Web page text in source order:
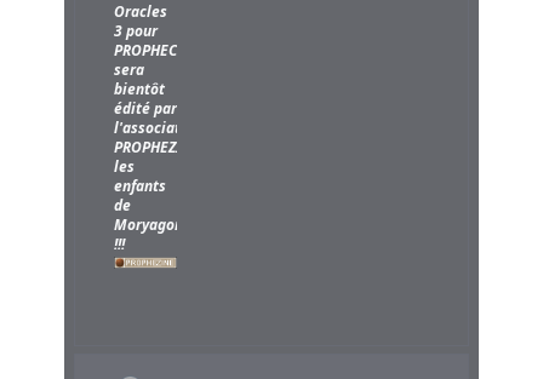
Oracles
3 pour
PROPHECY
sera
bientôt
édité par
l'association
PROPHEZINE,
les
enfants
de
Moryagorn
!!!